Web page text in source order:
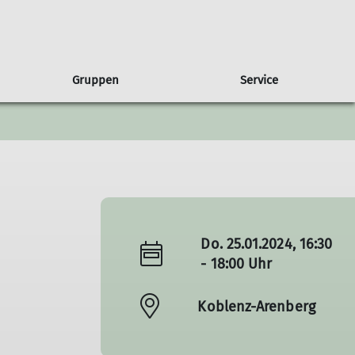
Presse Sponsoren
Partnerschaft Natur & Klima
Ausbildungsberichte
Gruppen
Albatros Wandern Wettkampfklettern
Service
Freiwilligendienst
Do. 25.01.2024, 16:30
- 18:00 Uhr
Koblenz-Arenberg